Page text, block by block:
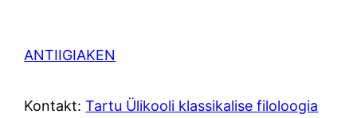
ANTIIGIAKEN
Kontakt:Tartu Ülikooli klassikalise filoloogia